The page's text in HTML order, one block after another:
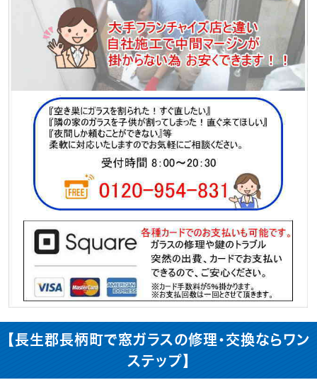
【長生郡長柄町で窓ガラスの修理・交換ならワン
ステップ】